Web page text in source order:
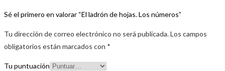
Sé el primero en valorar “El ladrón de hojas. Los números”
Tu dirección de correo electrónico no será publicada.Los campos
obligatorios están marcados con *
Tu puntuación